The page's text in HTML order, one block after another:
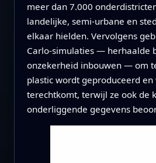
meer dan 7.000
landelijke, semi-urbane en
elkaar hielden. Vervolgens
Carlo-simulaties — herhaalde
onzekerheid inbouwen — om
plastic wordt geproduceerd
terechtkomt, terwijl ze ook de
onderliggende gegevens